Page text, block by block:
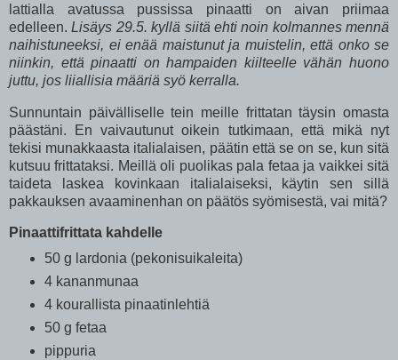
lattialla avatussa pussissa pinaatti on aivan priimaa
edelleen.Lisäys 29.5. kyllä siitä ehti noin kolmannes mennä
naihistuneeksi, ei enää maistunut ja muistelin, että onko se
niinkin, että pinaatti on hampaiden kiilteelle vähän huono
juttu, jos liiallisia määriä syö kerralla.
Sunnuntain päivälliselle tein meille frittatan täysin omasta
päästäni. En vaivautunut oikein tutkimaan, että mikä nyt
tekisi munakkaasta italialaisen, päätin että se on se, kun sitä
kutsuu frittataksi. Meillä oli puolikas pala fetaa ja vaikkei sitä
taideta laskea kovinkaan italialaiseksi, käytin sen sillä
pakkauksen avaaminenhan on päätös syömisestä, vai mitä?
Pinaattifrittata kahdelle
50 g lardonia (pekonisuikaleita)
4 kananmunaa
4 kourallista pinaatinlehtiä
50 g fetaa
pippuria